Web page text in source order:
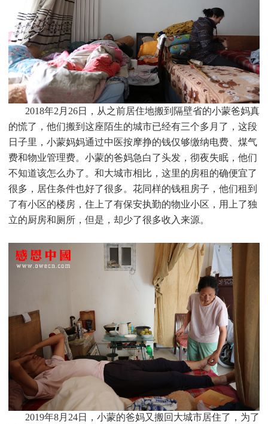
2018年2月26日，从之前居住地搬到隔壁省的小蒙爸妈真
的慌了，他们搬到这座陌生的城市已经有三个多月了，这段
日子里，小蒙妈妈通过中医按摩挣的钱仅够缴纳电费、煤气
费和物业管理费。小蒙的爸妈急白了头发，彻夜失眠，他们
不知道该怎么办了。和大城市相比，这里的房租的确便宜了
很多，居住条件也好了很多。花同样的钱租房子，他们租到
了有小区的楼房，住上了有保安执勤的物业小区，用上了独
立的厨房和厕所，但是，却少了很多收入来源。
2019年8月24日，小蒙的爸妈又搬回大城市居住了，为了